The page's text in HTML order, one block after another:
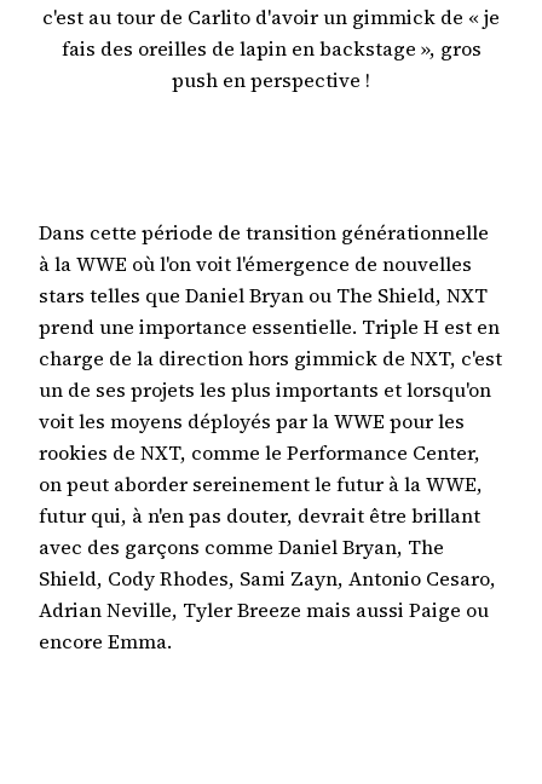
c'est au tour de Carlito d'avoir un gimmick de « je
fais des oreilles de lapin en backstage », gros
push en perspective !
Dans cette période de transition générationnelle
à la WWE où l'on voit l'émergence de nouvelles
stars telles que Daniel Bryan ou The Shield, NXT
prend une importance essentielle. Triple H est en
charge de la direction hors gimmick de NXT, c'est
un de ses projets les plus importants et lorsqu'on
voit les moyens déployés par la WWE pour les
rookies de NXT, comme le Performance Center,
on peut aborder sereinement le futur à la WWE,
futur qui, à n'en pas douter, devrait être brillant
avec des garçons comme Daniel Bryan, The
Shield, Cody Rhodes, Sami Zayn, Antonio Cesaro,
Adrian Neville, Tyler Breeze mais aussi Paige ou
encore Emma.